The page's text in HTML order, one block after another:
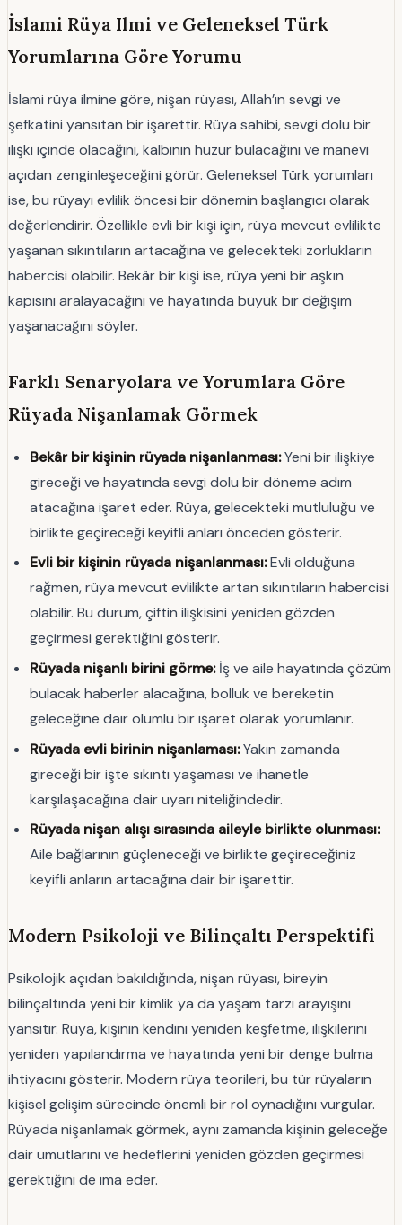
İslami Rüya Ilmi ve Geleneksel Türk
Yorumlarına Göre Yorumu
İslami rüya ilmine göre, nişan rüyası, Allah’ın sevgi ve
şefkatini yansıtan bir işarettir. Rüya sahibi, sevgi dolu bir
ilişki içinde olacağını, kalbinin huzur bulacağını ve manevi
açıdan zenginleşeceğini görür. Geleneksel Türk yorumları
ise, bu rüyayı evlilik öncesi bir dönemin başlangıcı olarak
değerlendirir. Özellikle evli bir kişi için, rüya mevcut evlilikte
yaşanan sıkıntıların artacağına ve gelecekteki zorlukların
habercisi olabilir. Bekâr bir kişi ise, rüya yeni bir aşkın
kapısını aralayacağını ve hayatında büyük bir değişim
yaşanacağını söyler.
Farklı Senaryolara ve Yorumlara Göre
Rüyada Nişanlamak Görmek
Bekâr bir kişinin rüyada nişanlanması:Yeni bir ilişkiye
gireceği ve hayatında sevgi dolu bir döneme adım
atacağına işaret eder. Rüya, gelecekteki mutluluğu ve
birlikte geçireceği keyifli anları önceden gösterir.
Evli bir kişinin rüyada nişanlanması:Evli olduğuna
rağmen, rüya mevcut evlilikte artan sıkıntıların habercisi
olabilir. Bu durum, çiftin ilişkisini yeniden gözden
geçirmesi gerektiğini gösterir.
Rüyada nişanlı birini görme:İş ve aile hayatında çözüm
bulacak haberler alacağına, bolluk ve bereketin
geleceğine dair olumlu bir işaret olarak yorumlanır.
Rüyada evli birinin nişanlaması:Yakın zamanda
gireceği bir işte sıkıntı yaşaması ve ihanetle
karşılaşacağına dair uyarı niteliğindedir.
Rüyada nişan alışı sırasında aileyle birlikte olunması:
Aile bağlarının güçleneceği ve birlikte geçireceğiniz
keyifli anların artacağına dair bir işarettir.
Modern Psikoloji ve Bilinçaltı Perspektifi
Psikolojik açıdan bakıldığında, nişan rüyası, bireyin
bilinçaltında yeni bir kimlik ya da yaşam tarzı arayışını
yansıtır. Rüya, kişinin kendini yeniden keşfetme, ilişkilerini
yeniden yapılandırma ve hayatında yeni bir denge bulma
ihtiyacını gösterir. Modern rüya teorileri, bu tür rüyaların
kişisel gelişim sürecinde önemli bir rol oynadığını vurgular.
Rüyada nişanlamak görmek, aynı zamanda kişinin geleceğe
dair umutlarını ve hedeflerini yeniden gözden geçirmesi
gerektiğini de ima eder.